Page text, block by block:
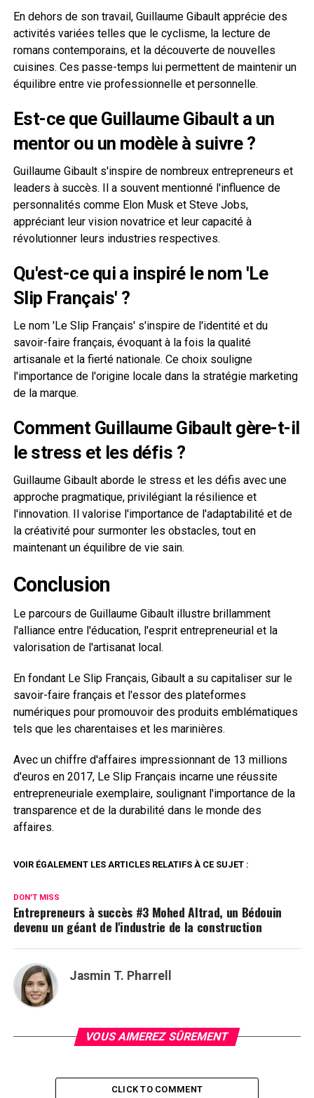
En dehors de son travail, Guillaume Gibault apprécie des
activités variées telles que le cyclisme, la lecture de
romans contemporains, et la découverte de nouvelles
cuisines. Ces passe-temps lui permettent de maintenir un
équilibre entre vie professionnelle et personnelle.
Est-ce que Guillaume Gibault a un
mentor ou un modèle à suivre ?
Guillaume Gibault s'inspire de nombreux entrepreneurs et
leaders à succès. Il a souvent mentionné l'influence de
personnalités comme Elon Musk et Steve Jobs,
appréciant leur vision novatrice et leur capacité à
révolutionner leurs industries respectives.
Qu'est-ce qui a inspiré le nom 'Le
Slip Français' ?
Le nom 'Le Slip Français' s'inspire de l'identité et du
savoir-faire français, évoquant à la fois la qualité
artisanale et la fierté nationale. Ce choix souligne
l'importance de l'origine locale dans la stratégie marketing
de la marque.
Comment Guillaume Gibault gère-t-il
le stress et les défis ?
Guillaume Gibault aborde le stress et les défis avec une
approche pragmatique, privilégiant la résilience et
l'innovation. Il valorise l'importance de l'adaptabilité et de
la créativité pour surmonter les obstacles, tout en
maintenant un équilibre de vie sain.
Conclusion
Le parcours de Guillaume Gibault illustre brillamment
l'alliance entre l'éducation, l'esprit entrepreneurial et la
valorisation de l'artisanat local.
En fondant Le Slip Français, Gibault a su capitaliser sur le
savoir-faire français et l'essor des plateformes
numériques pour promouvoir des produits emblématiques
tels que les charentaises et les marinières.
Avec un chiffre d'affaires impressionnant de 13 millions
d'euros en 2017, Le Slip Français incarne une réussite
entrepreneuriale exemplaire, soulignant l'importance de la
transparence et de la durabilité dans le monde des
affaires.
VOIR ÉGALEMENT LES ARTICLES RELATIFS À CE SUJET :
DON'T MISS
Entrepreneurs à succès #3 Mohed Altrad, un Bédouin
devenu un géant de l'industrie de la construction
Jasmin T. Pharrell
VOUS AIMEREZ SÛREMENT
CLICK TO COMMENT